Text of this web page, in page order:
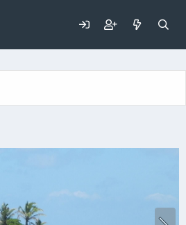
Для любых предложений по
сайту: elaizik@cp9.ru